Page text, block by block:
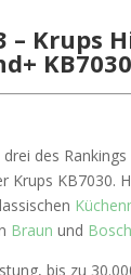
– Krups
des
Krups KB7030.
Braun und Bosch
bis zu